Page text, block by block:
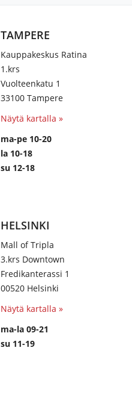
TAMPERE
Kauppakeskus Ratina
1.krs
Vuolteenkatu 1
33100 Tampere
Näytä kartalla »
ma-pe 10-20
la 10-18
su 12-18
HELSINKI
Mall of Tripla
3.krs Downtown
Fredikanterassi 1
00520 Helsinki
Näytä kartalla »
ma-la 09-21
su 11-19